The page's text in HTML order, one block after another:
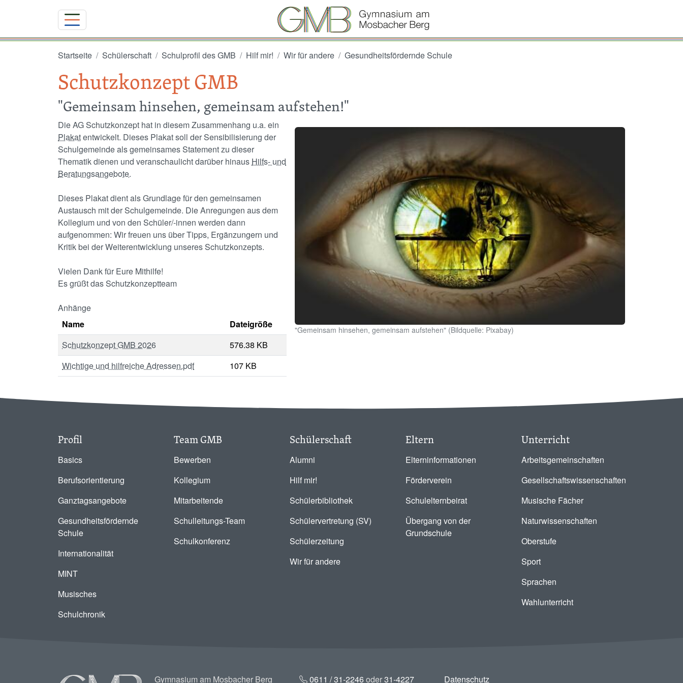
Startseite Schülerschaft Schulprofil des GMB Hilf mir! Wir für andere Gesundheitsfördernde Schule
Schutzkonzept GMB
"Gemeinsam hinsehen, gemeinsam aufstehen!"
Image
"Gemeinsam hinsehen, gemeinsam aufstehen" (Bildquelle: Pixabay)
Die AG Schutzkonzept hat in diesem Zusammenhang u.a. ein
Plakatentwickelt. Dieses Plakat soll der Sensibilisierung der
Schulgemeinde als gemeinsames Statement zu dieser
Thematik dienen und veranschaulicht darüber hinaus Hilfs- und
Beratungsangebote.
Dieses Plakat dient als Grundlage für den gemeinsamen
Austausch mit der Schulgemeinde. Die Anregungen aus dem
Kollegium und von den Schüler/-innen werden dann
aufgenommen: Wir freuen uns über Tipps, Ergänzungern und
Kritik bei der Weiterentwicklung unseres Schutzkonzepts.
Vielen Dank für Eure Mithilfe!
Es grüßt das Schutzkonzeptteam
Anhänge
Name
Dateigröße
Schutzkonzept GMB 2026
576.38 KB
Wichtige und hilfreiche Adressen.pdf
107 KB
Profil
Basics
Berufsorientierung
Ganztagsangebote
Gesundheitsfördernde
Schule
Internationalität
MINT
Musisches
Schulchronik
Team GMB
Bewerben
Kollegium
Mitarbeitende
Schulleitungs-Team
Schulkonferenz
Schülerschaft
Alumni
Hilf mir!
Schülerbibliothek
Schülervertretung (SV)
Schülerzeitung
Wir für andere
Eltern
Elterninformationen
Förderverein
Schulelternbeirat
Übergang von der
Grundschule
Unterricht
Arbeitsgemeinschaften
Gesellschaftswissenschaften
Musische Fächer
Naturwissenschaften
Oberstufe
Sport
Sprachen
Wahlunterricht
Image Gymnasium am Mosbacher Berg 0611 / 31-2246oder31-4227 Datenschutz